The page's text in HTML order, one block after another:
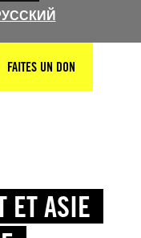
FAITES UN DON
ET ASIE